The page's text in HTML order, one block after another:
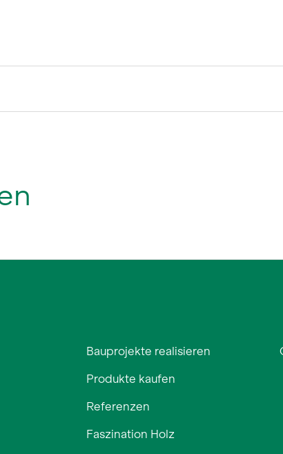
Bauprojekte realisieren
Produkte kaufen
Referenzen
Faszination Holz